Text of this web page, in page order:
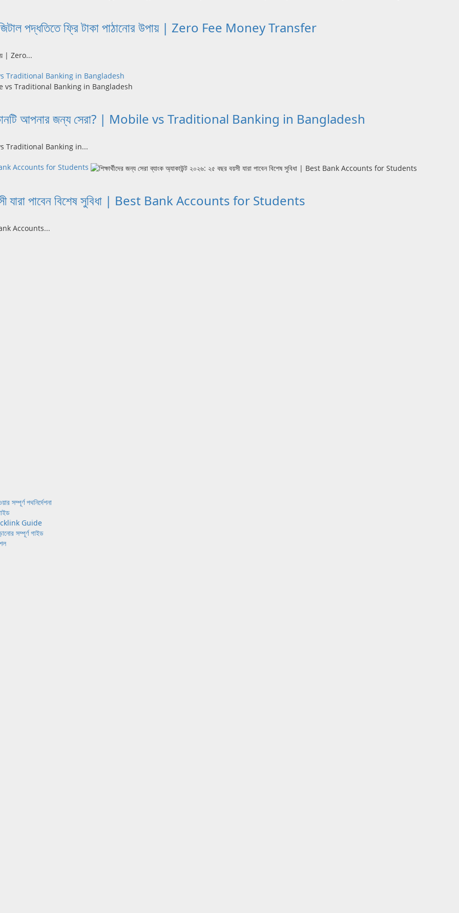
পদ্ধতিতে ফ্রি টাকা পাঠানোর উপায় | Zero Fee Money Transfer
| Zero...
vs Traditional Banking in Bangladesh
কোনটি আপনার জন্য সেরা? | Mobile vs Traditional Banking in Bangladesh
vs Traditional Banking in...
Bank Accounts for Students
বয়সী যারা পাবেন বিশেষ সুবিধা | Best Bank Accounts for Students
Bank Accounts...
পথনির্দেশনা
Guide
সম্পূর্ণ গাইড